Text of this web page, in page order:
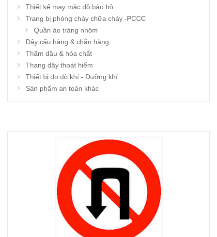
Thiết kế may mặc đồ bảo hộ
Trang bị phòng cháy chữa cháy -PCCC
Quần áo tráng nhôm
Dây cẩu hàng & chằn hàng
Thấm dầu & hóa chất
Thang dây thoát hiểm
Thiết bị đo dò khí - Dưỡng khí
Sản phẩm an toàn khác